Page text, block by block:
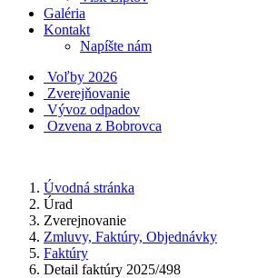
Galéria
Kontakt
Napíšte nám
Voľby 2026
Zverejňovanie
Vývoz odpadov
Ozvena z Bobrovca
Úvodná stránka
Úrad
Zverejnovanie
Zmluvy, Faktúry, Objednávky
Faktúry
Detail faktúry 2025/498